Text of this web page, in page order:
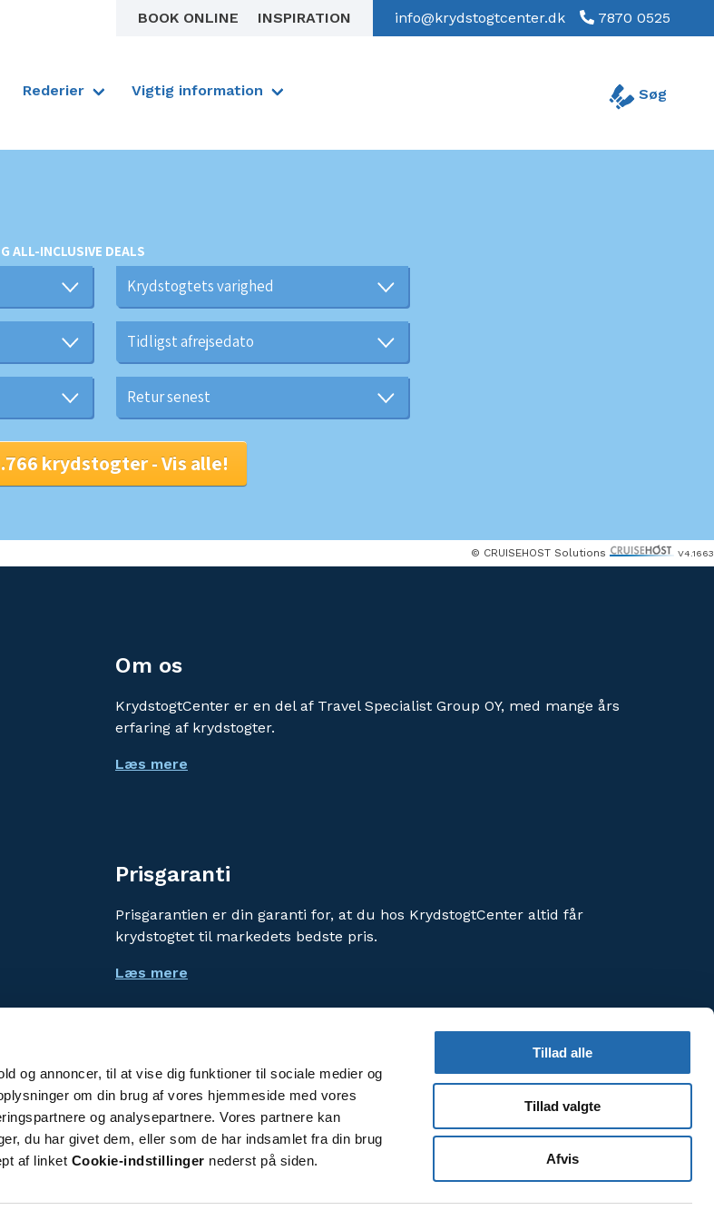
og annoncer, til at vise dig funktioner til sociale medier og
om din brug af vores hjemmeside med vores
og analysepartnere. Vores partnere kan
du har givet dem, eller som de har indsamlet fra din brug
af linket Cookie-indstillinger nederst på siden.
Tillad alle
Tillad valgte
Afvis
BOOK ONLINE INSPIRATION info@krydstogtcenter.dk 7870 0525
Rederier Vigtig information Søg
ALL-INCLUSIVE DEALS
© CRUISEHOST Solutions V4.1663
Om os
KrydstogtCenter er en del af Travel Specialist Group OY, med mange års
erfaring af krydstogter.
Læs mere
Prisgaranti
Prisgarantien er din garanti for, at du hos KrydstogtCenter altid får
krydstogtet til markedets bedste pris.
Læs mere
Vi bruger cookies for at forbedre din brugeroplevelse af hjemmesiden.
Ved at benytte denne hjemmeside, accepterer du vores
persondatapolitik.
Cookie-indstillinger